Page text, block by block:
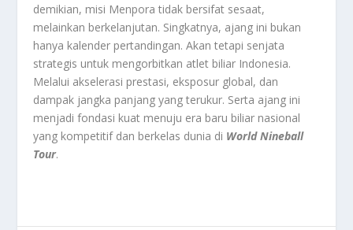
demikian, misi Menpora tidak bersifat sesaat,
melainkan berkelanjutan. Singkatnya, ajang ini bukan
hanya kalender pertandingan. Akan tetapi senjata
strategis untuk mengorbitkan atlet biliar Indonesia.
Melalui akselerasi prestasi, eksposur global, dan
dampak jangka panjang yang terukur. Serta ajang ini
menjadi fondasi kuat menuju era baru biliar nasional
yang kompetitif dan berkelas dunia di World Nineball
Tour.